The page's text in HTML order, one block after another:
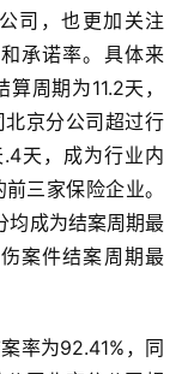
司，也更加关注
承诺率。具体来
周期为11.2天，
北京分公司超过行
天，成为行业内
三家保险企业。
均成为结案周期最
案件结案周期最
率为92.41%，同